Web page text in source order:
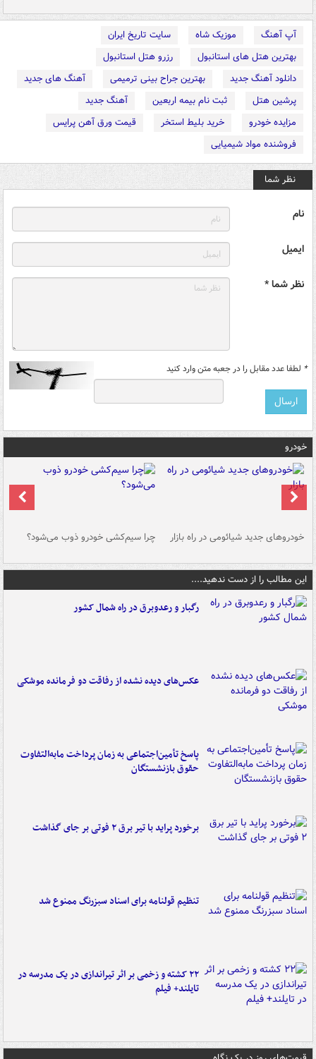
آپ آهنگ موزیک شاه
سایت تاریخ ایران
بهترین هتل های استانبول
رزرو هتل استانبول
دانلود آهنگ جدید
بهترین جراح بینی ترمیمی
آهنگ های جدید
پرشین هتل
ثبت نام بیمه اربعین
آهنگ جدید
مزایده خودرو
خرید بلیط استخر
قیمت ورق آهن پرایس
فروشنده مواد شیمیایی
نظر شما
نام
ایمیل
نظر شما *
* لطفا عدد مقابل را در جعبه متن وارد کنید
خودرو
خودروهای جدید شیائومی در راه بازار چرا سیم‌کشی خودرو ذوب می‌شود؟
این مطالب را از دست ندهید....
رگبار و رعدوبرق در راه شمال کشور
عکس‌های دیده نشده از رفاقت دو فرمانده‌ موشکی
پاسخ تأمین‌اجتماعی به زمان پرداخت مابه‌التفاوت
حقوق بازنشستگان
برخورد پراید با تیر برق ۲ فوتی بر جای گذاشت
تنظیم قولنامه برای اسناد سبزرنگ ممنوع شد
۲۲ کشته و زخمی بر اثر تیراندازی در یک مدرسه در
تایلند+ فیلم